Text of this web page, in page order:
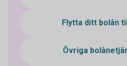
Flytta ditt bolån
Övriga